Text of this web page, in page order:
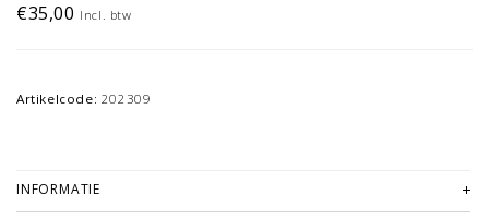
€35,00 Incl. btw
Artikelcode: 202309
INFORMATIE